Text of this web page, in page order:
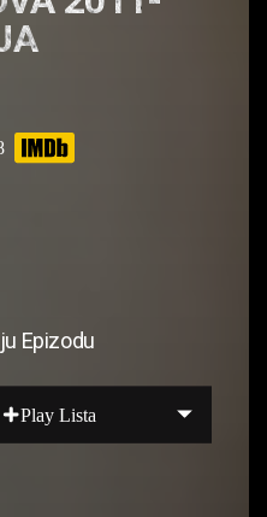
Epizodu
Play Lista